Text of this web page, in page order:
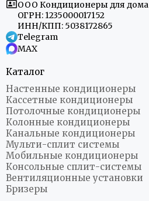
ООО Кондиционеры для дома
ОГРН: 1235000017152
ИНН/КПП: 5038172865
Telegram
MAX
Каталог
Настенные кондиционеры
Кассетные кондиционеры
Потолочные кондиционеры
Колонные кондиционеры
Канальные кондиционеры
Мульти-сплит системы
Мобильные кондиционеры
Консольные сплит-системы
Вентиляционные установки
Бризеры